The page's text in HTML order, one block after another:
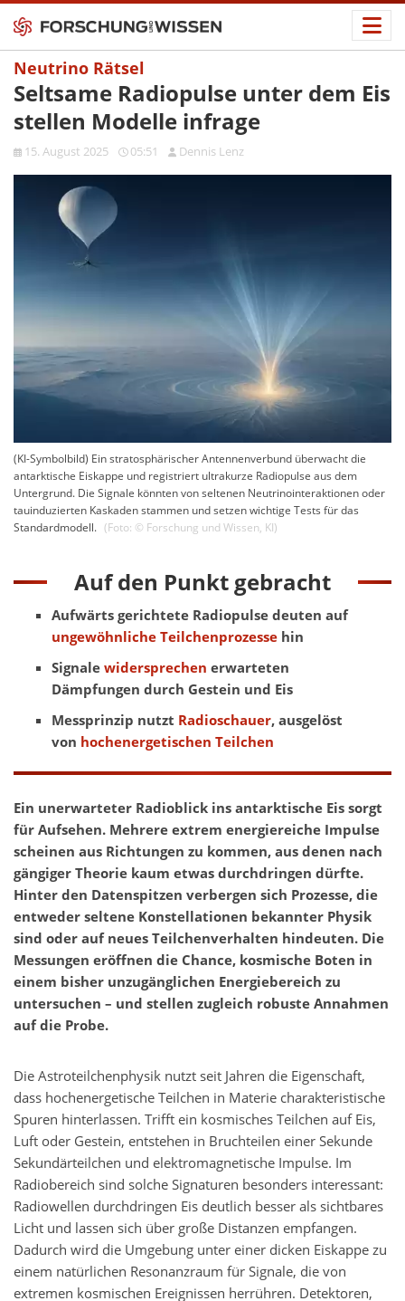
Neutrino Rätsel
Seltsame Radiopulse unter dem Eis
stellen Modelle infrage
15. August 2025 05:51 Dennis Lenz
(KI-Symbolbild) Ein stratosphärischer Antennenverbund überwacht die
antarktische Eiskappe und registriert ultrakurze Radiopulse aus dem
Untergrund. Die Signale könnten von seltenen Neutrinointeraktionen oder
tauinduzierten Kaskaden stammen und setzen wichtige Tests für das
Standardmodell. (Foto: © Forschung und Wissen, KI)
Auf den Punkt gebracht
Aufwärts gerichtete Radiopulse deuten auf
ungewöhnliche Teilchenprozessehin
Signalewidersprechen erwarteten
Dämpfungen durch Gestein und Eis
Messprinzip nutzt Radioschauer, ausgelöst
von hochenergetischen Teilchen
Ein unerwarteter Radioblick ins antarktische Eis sorgt
für Aufsehen. Mehrere extrem energiereiche Impulse
scheinen aus Richtungen zu kommen, aus denen nach
gängiger Theorie kaum etwas durchdringen dürfte.
Hinter den Datenspitzen verbergen sich Prozesse, die
entweder seltene Konstellationen bekannter Physik
sind oder auf neues Teilchenverhalten hindeuten. Die
Messungen eröffnen die Chance, kosmische Boten in
einem bisher unzugänglichen Energiebereich zu
untersuchen – und stellen zugleich robuste Annahmen
auf die Probe.
Die Astroteilchenphysik nutzt seit Jahren die Eigenschaft,
dass hochenergetische Teilchen in Materie charakteristische
Spuren hinterlassen. Trifft ein kosmisches Teilchen auf Eis,
Luft oder Gestein, entstehen in Bruchteilen einer Sekunde
Sekundärteilchen und elektromagnetische Impulse. Im
Radiobereich sind solche Signaturen besonders interessant:
Radiowellen durchdringen Eis deutlich besser als sichtbares
Licht und lassen sich über große Distanzen empfangen.
Dadurch wird die Umgebung unter einer dicken Eiskappe zu
einem natürlichen Resonanzraum für Signale, die von
extremen kosmischen Ereignissen herrühren. Detektoren,